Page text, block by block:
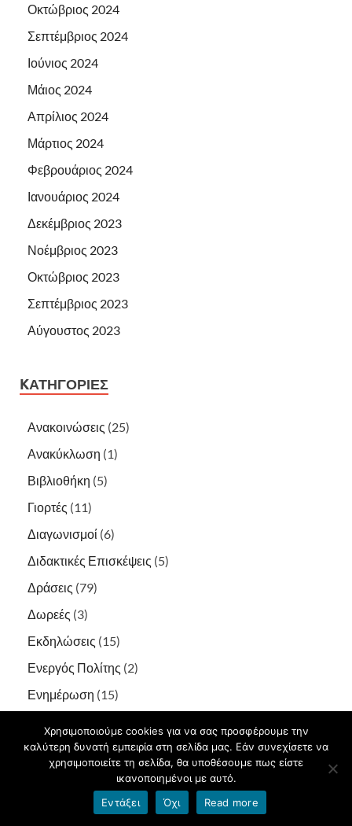
Οκτώβριος 2024
Σεπτέμβριος 2024
Ιούνιος 2024
Μάιος 2024
Απρίλιος 2024
Μάρτιος 2024
Φεβρουάριος 2024
Ιανουάριος 2024
Δεκέμβριος 2023
Νοέμβριος 2023
Οκτώβριος 2023
Σεπτέμβριος 2023
Αύγουστος 2023
KΑΤΗΓΟΡΊΕΣ
Ανακοινώσεις (25)
Ανακύκλωση (1)
Βιβλιοθήκη (5)
Γιορτές (11)
Διαγωνισμοί (6)
Διδακτικές Επισκέψεις (5)
Δράσεις (79)
Δωρεές (3)
Εκδηλώσεις (15)
Ενεργός Πολίτης (2)
Ενημέρωση (15)
Εργαστήρια Δεξιοτήτων(1)
Ευρωπαϊκά Προγράμματα(19)
(1)
Χρησιμοποιούμε cookies για να σας προσφέρουμε την
καλύτερη δυνατή εμπειρία στη σελίδα μας. Εάν συνεχίσετε να
χρησιμοποιείτε τη σελίδα, θα υποθέσουμε πως είστε
ικανοποιημένοι με αυτό.
Εντάξει
Όχι Read more